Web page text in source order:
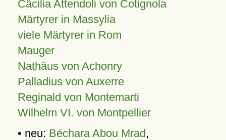
Cäcilia Attendoli von Cotignola
Märtyrer in Massylia
viele Märtyrer in Rom
Mauger
Nathäus von Achonry
Palladius von Auxerre
Reginald von Montemarti
Wilhelm VI. von Montpellier
• neu: Béchara Abou Mrad,